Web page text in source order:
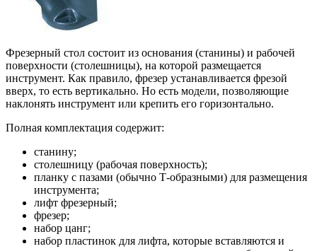
Фрезерный стол состоит из основания (станины) и рабочей
поверхности (столешницы), на которой размещается
инструмент. Как правило, фрезер устанавливается фрезой
вверх, то есть вертикально. Но есть модели, позволяющие
наклонять инструмент или крепить его горизонтально.
Полная комплектация содержит:
станину;
столешницу (рабочая поверхность);
планку с пазами (обычно Т-образными) для размещения
инструмента;
лифт фрезерный;
фрезер;
набор цанг;
набор пластинок для лифта, которые вставляются и